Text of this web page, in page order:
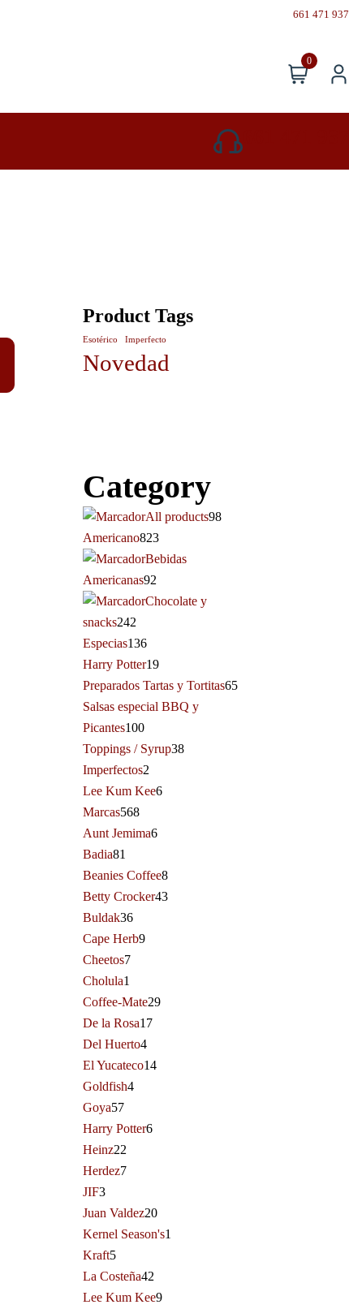
661 471 937
0
Product Tags
Esotérico Imperfecto
Novedad
Category
All products98
Americano823
Bebidas
Americanas92
Chocolate y
snacks242
Especias136
Harry Potter19
Preparados Tartas y Tortitas65
Salsas especial BBQ y
Picantes100
Toppings / Syrup38
Imperfectos2
Lee Kum Kee6
Marcas568
Aunt Jemima6
Badia81
Beanies Coffee8
Betty Crocker43
Buldak36
Cape Herb9
Cheetos7
Cholula1
Coffee-Mate29
De la Rosa17
Del Huerto4
El Yucateco14
Goldfish4
Goya57
Harry Potter6
Heinz22
Herdez7
JIF3
Juan Valdez20
Kernel Season's1
Kraft5
La Costeña42
Lee Kum Kee9